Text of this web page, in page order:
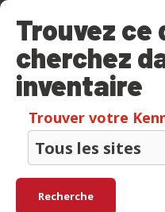
Trouvez ce
cherchez
inventaire
Trouver votre
Recherche